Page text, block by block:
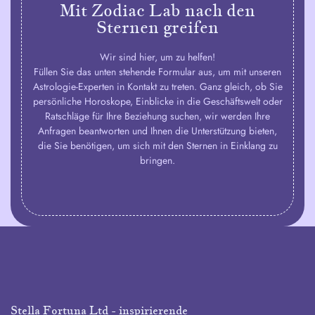
Mit Zodiac Lab nach den
Sternen greifen
Wir sind hier, um zu helfen!
Füllen Sie das unten stehende Formular aus, um mit unseren
Astrologie-Experten in Kontakt zu treten. Ganz gleich, ob Sie
persönliche Horoskope, Einblicke in die Geschäftswelt oder
Ratschläge für Ihre Beziehung suchen, wir werden Ihre
Anfragen beantworten und Ihnen die Unterstützung bieten,
die Sie benötigen, um sich mit den Sternen in Einklang zu
bringen.
Stella Fortuna Ltd - inspirierende